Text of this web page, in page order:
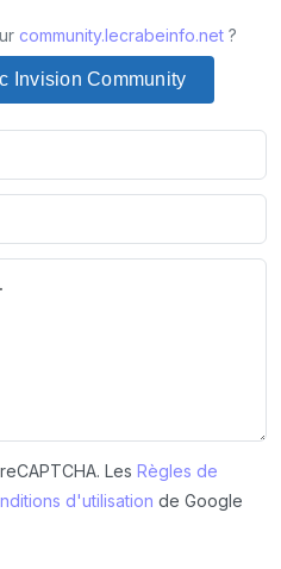
community.lecrabeinfo.net ?
Invision Community
Les Règles de
d'utilisation de Google